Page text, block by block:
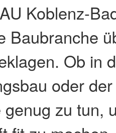
Koblenz-
Baubranche
Ob in
oder
zu tun,